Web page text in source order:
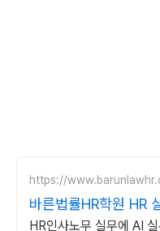
https://
바른법률HR학원 HR
지
HR인사노무 실무에 AI